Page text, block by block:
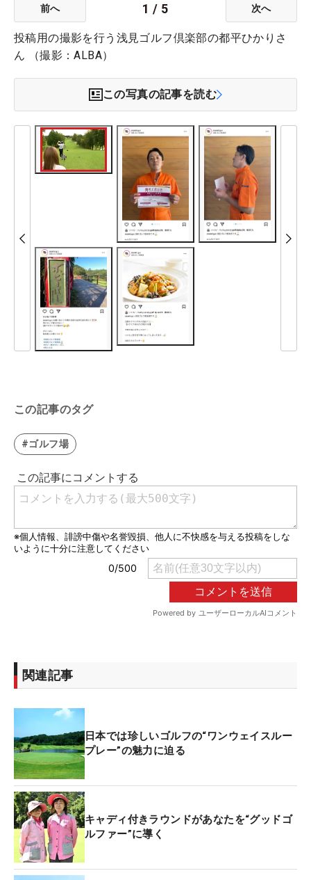
前へ 1 / 5 次へ
投稿用の撮影を行う浅見ゴルフ倶楽部の都平ひかりさ
ん （撮影：ALBA）
この写真の記事を読む
この記事のタグ
#ゴルフ場
関連記事
日本では珍しいゴルフの“ワンウェイスルー
プレー”の魅力に迫る
キャディ付きラウンドがあなたを“グッドゴ
ルファー”に導く